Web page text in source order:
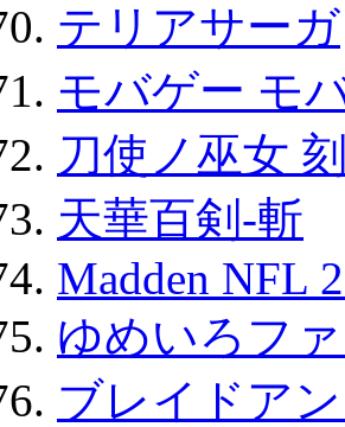
テリアサーガ
モバゲー モ
刀使ノ巫女
天華百剣-斬
Madden NFL
ゆめいろフ
ブレイドア